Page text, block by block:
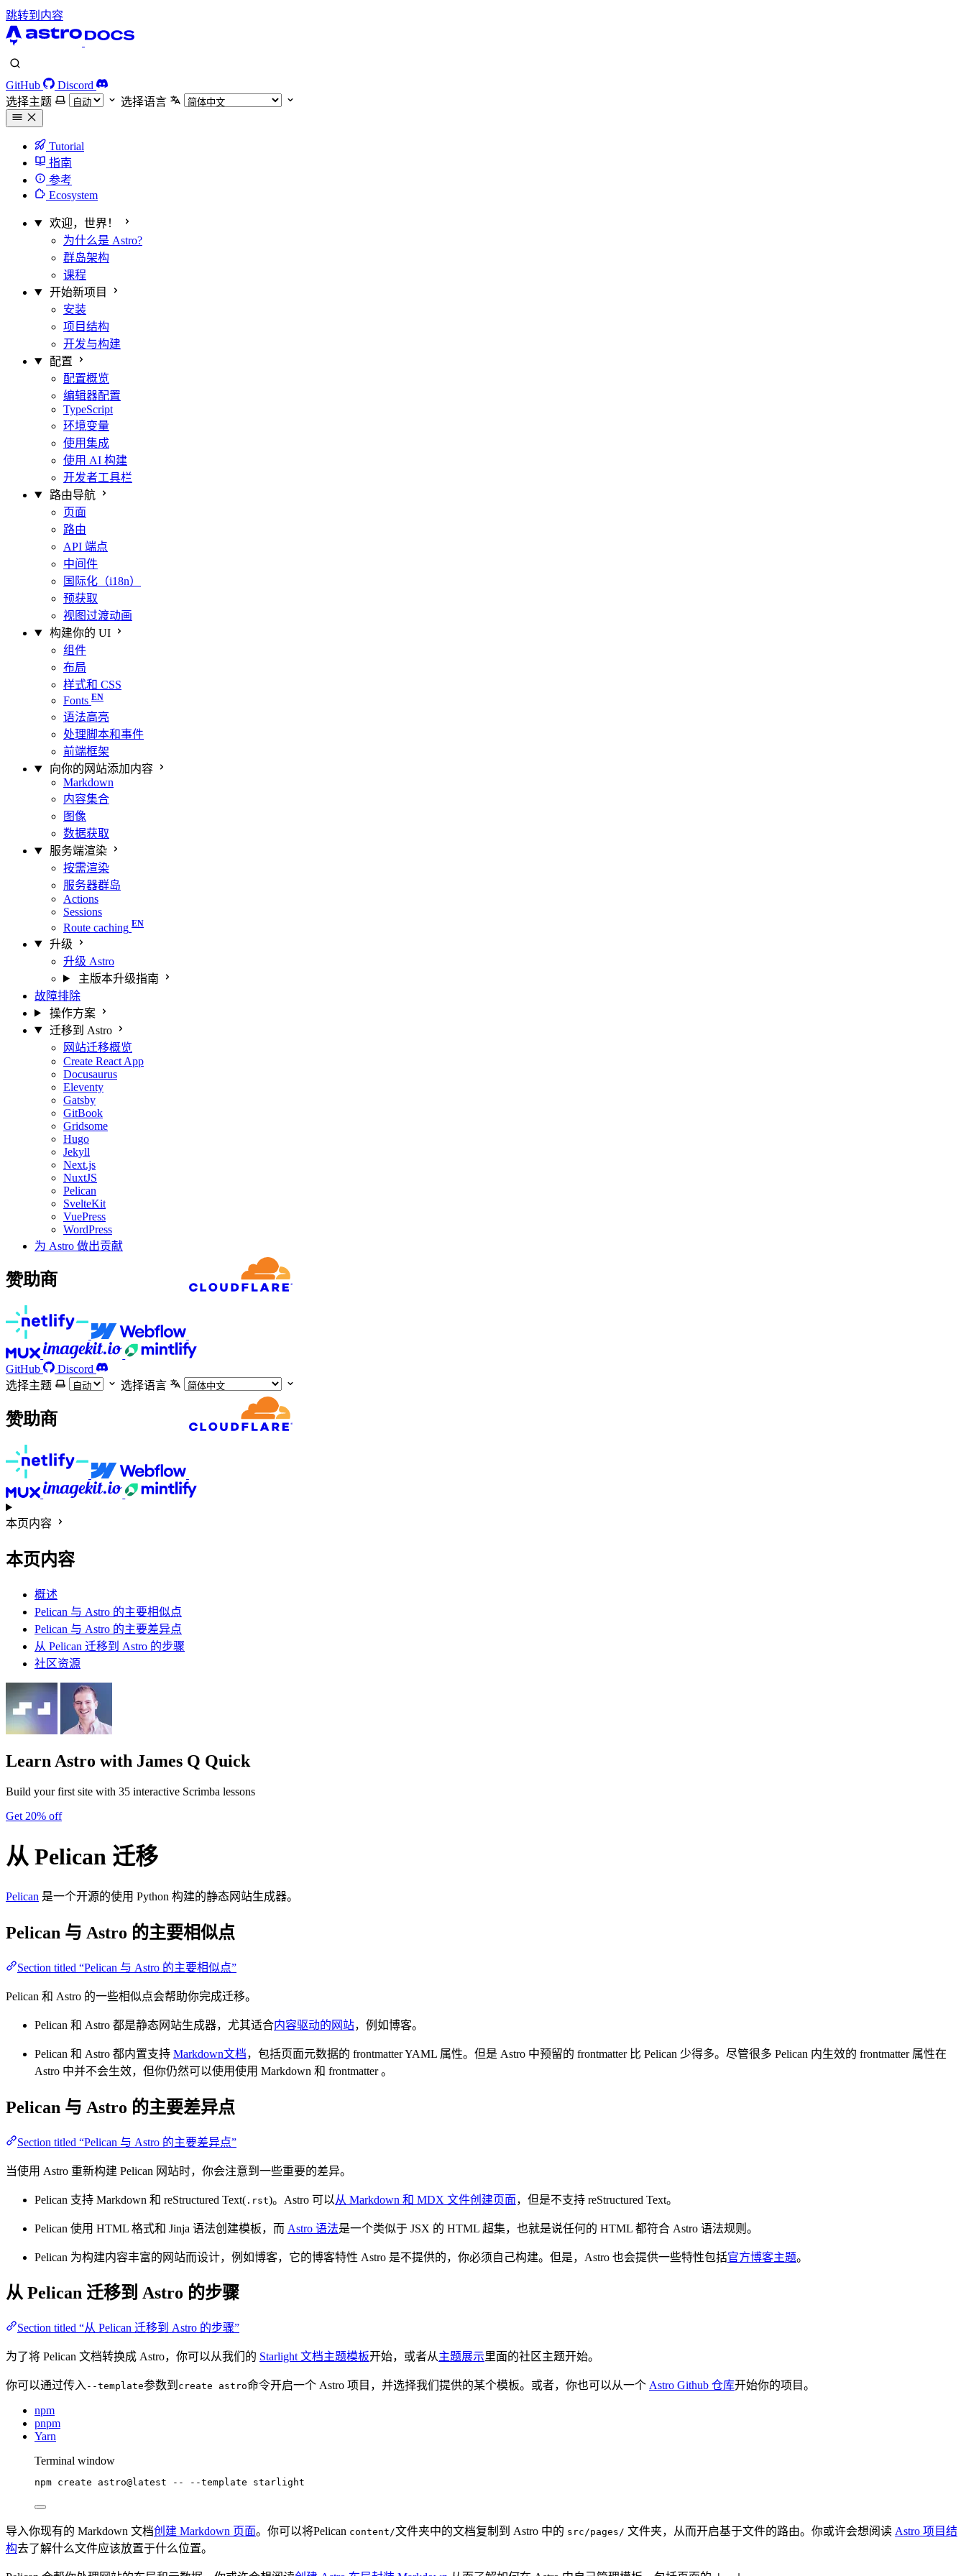
跳转到内容
GitHub
Discord
选择主题
选择语言
Tutorial
指南
参考
Ecosystem
欢迎，世界！
为什么是 Astro?
群岛架构
课程
开始新项目
安装
项目结构
开发与构建
配置
配置概览
编辑器配置
TypeScript
环境变量
使用集成
使用 AI 构建
开发者工具栏
路由导航
页面
路由
API 端点
中间件
国际化（i18n）
预获取
视图过渡动画
构建你的 UI
组件
布局
样式和 CSS
Fonts
语法高亮
处理脚本和事件
前端框架
向你的网站添加内容
Markdown
内容集合
图像
数据获取
服务端渲染
按需渲染
服务器群岛
Actions
Sessions
Route caching
升级
升级 Astro
主版本升级指南
故障排除
操作方案
迁移到 Astro
网站迁移概览
Create React App
Docusaurus
Eleventy
Gatsby
GitBook
Gridsome
Hugo
Jekyll
Next.js
NuxtJS
Pelican
SvelteKit
VuePress
WordPress
为 Astro 做出贡献
赞助商
GitHub
Discord
选择主题
选择语言
赞助商
本页内容
本页内容
概述
Pelican 与 Astro 的主要相似点
Pelican 与 Astro 的主要差异点
从 Pelican 迁移到 Astro 的步骤
社区资源
Learn Astro with James Q Quick
Build your first site with 35 interactive Scrimba lessons
Get 20% off
从 Pelican 迁移
Pelican 是一个开源的使用 Python 构建的静态网站生成器。
Pelican 与 Astro 的主要相似点
Section titled “Pelican 与 Astro 的主要相似点”
Pelican 和 Astro 的一些相似点会帮助你完成迁移。
Pelican 和 Astro 都是静态网站生成器，尤其适合内容驱动的网站，例如博客。
Pelican 和 Astro 都内置支持 Markdown文档，包括页面元数据的 frontmatter YAML 属性。但是 Astro 中预留的 frontmatter 比 Pelican 少得多。尽管很多 Pelican 内生效的 frontmatter 属性在
Astro 中并不会生效，但你仍然可以使用使用 Markdown 和 frontmatter 。
Pelican 与 Astro 的主要差异点
Section titled “Pelican 与 Astro 的主要差异点”
当使用 Astro 重新构建 Pelican 网站时，你会注意到一些重要的差异。
Pelican 支持 Markdown 和 reStructured Text( .rst)。Astro 可以从 Markdown 和 MDX 文件创建页面，但是不支持 reStructured Text。
Pelican 使用 HTML 格式和 Jinja 语法创建模板，而 Astro 语法是一个类似于 JSX 的 HTML 超集，也就是说任何的 HTML 都符合 Astro 语法规则。
Pelican 为构建内容丰富的网站而设计，例如博客，它的博客特性 Astro 是不提供的，你必须自己构建。但是，Astro 也会提供一些特性包括官方博客主题。
从 Pelican 迁移到 Astro 的步骤
Section titled “从 Pelican 迁移到 Astro 的步骤”
为了将 Pelican 文档转换成 Astro，你可以从我们的 Starlight 文档主题模板开始，或者从主题展示里面的社区主题开始。
你可以通过传入 --template参数到 create astro命令开启一个 Astro 项目，并选择我们提供的某个模板。或者，你也可以从一个 Astro Github 仓库开始你的项目。
npm
pnpm
Yarn
Terminal window
npm create astro@latest -- --template starlight
导入你现有的 Markdown 文档创建 Markdown 页面。你可以将Pelican content/文件夹中的文档复制到 Astro 中的 src/pages/ 文件夹，从而开启基于文件的路由。你或许会想阅读 Astro 项目结
构去了解什么文件应该放置于什么位置。